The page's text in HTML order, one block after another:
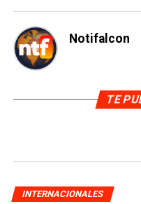
Notifalcon
TE
INTERNACIONALES